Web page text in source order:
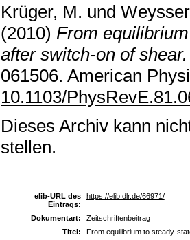
Krüger, M. und
(2010) From
after switch-on of shear.
061506. American
10.1103/
Dieses Archiv kann
stellen.
elib-URL des
Eintrags:
https://elib.dlr.de/66971/
Dokumentart:
Zeitschriftenbeitrag
Titel:
From equilibrium to steady-